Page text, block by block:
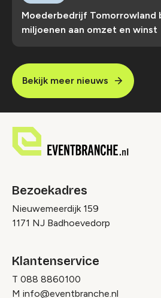
Moederbedrijf Tomorrowland
miljoenen aan omzet en winst
Bekijk meer nieuws
Bezoekadres
Nieuwemeerdijk 159
1171 NJ Badhoevedorp
Klantenservice
T 088 8860100
M info@eventbranche.nl